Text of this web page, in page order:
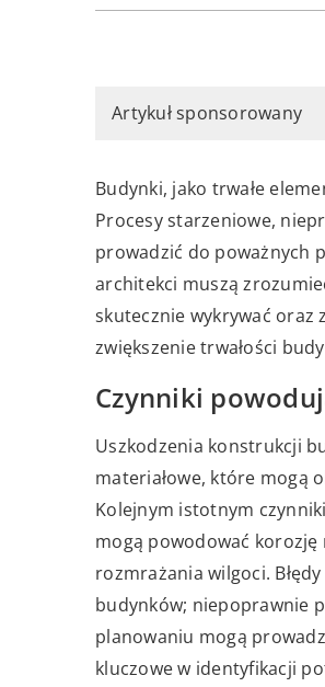
Artykuł sponsorowany
Budynki, jako trwałe
Procesy starzeniowe,
prowadzić do poważnych
architekci muszą
skutecznie wykrywać oraz
zwiększenie trwałości
Czynniki
Uszkodzenia konstrukcji
materiałowe, które mogą
Kolejnym istotnym
mogą powodować
rozmrażania wilgoci.
budynków; niepoprawnie
planowaniu mogą
kluczowe w identyfikacji